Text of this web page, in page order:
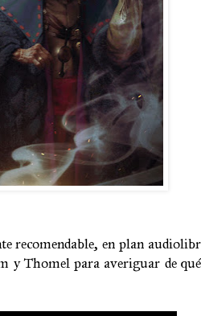
recomendable, en plan
Thomel para averiguar de qué